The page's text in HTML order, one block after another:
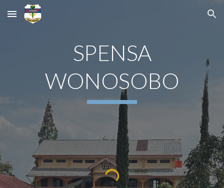
Skip to main content Skip to navigation
SPENSA
WONOSOBO